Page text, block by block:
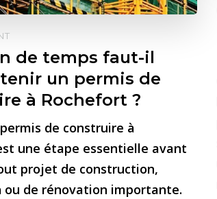
de temps faut-il
un permis de
à Rochefort ?
de construire à
une étape essentielle avant
projet de construction,
ou de rénovation importante.